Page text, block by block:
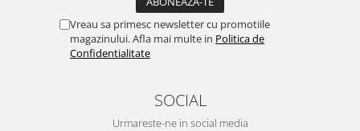
Vreau sa primesc newsletter cu promotiile
magazinului. Afla mai multe in Politica de
Confidentialitate
SOCIAL
Urmareste-ne in social media